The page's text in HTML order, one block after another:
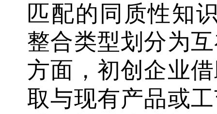
匹配的同质性知
整合类型划分为
方面，初创企业
取与现有产品或